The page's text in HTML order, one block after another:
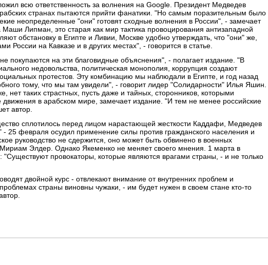
всю ответственность за волнения на Google. Президент Медведев
странах пытаются прийти фанатики. "Но самым поразительным было
неопределенные "они" готовят сходные волнения в России", - замечает
Липман, это старая как мир тактика провоцирования антизападной
обстановку в Египте и Ливии, Москве удобно утверждать, что "они" же,
России на Кавказе и в других местах", - говорится в статье.
покупаются на эти благовидные объяснения", - полагает издание. "В
недовольства, политическая монополия, коррупция создают
протестов. Эту комбинацию мы наблюдали в Египте, и год назад
тому, что мы там увидели", - говорит лидер "Солидарности" Илья Яшин.
нет таких страстных, пусть даже и тайных, сторонников, которыми
движения в арабском мире, замечает издание. "И тем не менее российские
автор.
сплотилось перед лицом нарастающей жесткости Каддафи, Медведев
- 25 февраля осудил применение силы против гражданского населения и
руководство не сдержится, оно может быть обвинено в военных
Элдер. Однако Якеменко не меняет своего мнения. 1 марта в
"Существуют провокаторы, которые являются врагами страны, - и не только
двойной курс - отвлекают внимание от внутренних проблем и
страны виновны чужаки, - им будет нужен в своем стане кто-то